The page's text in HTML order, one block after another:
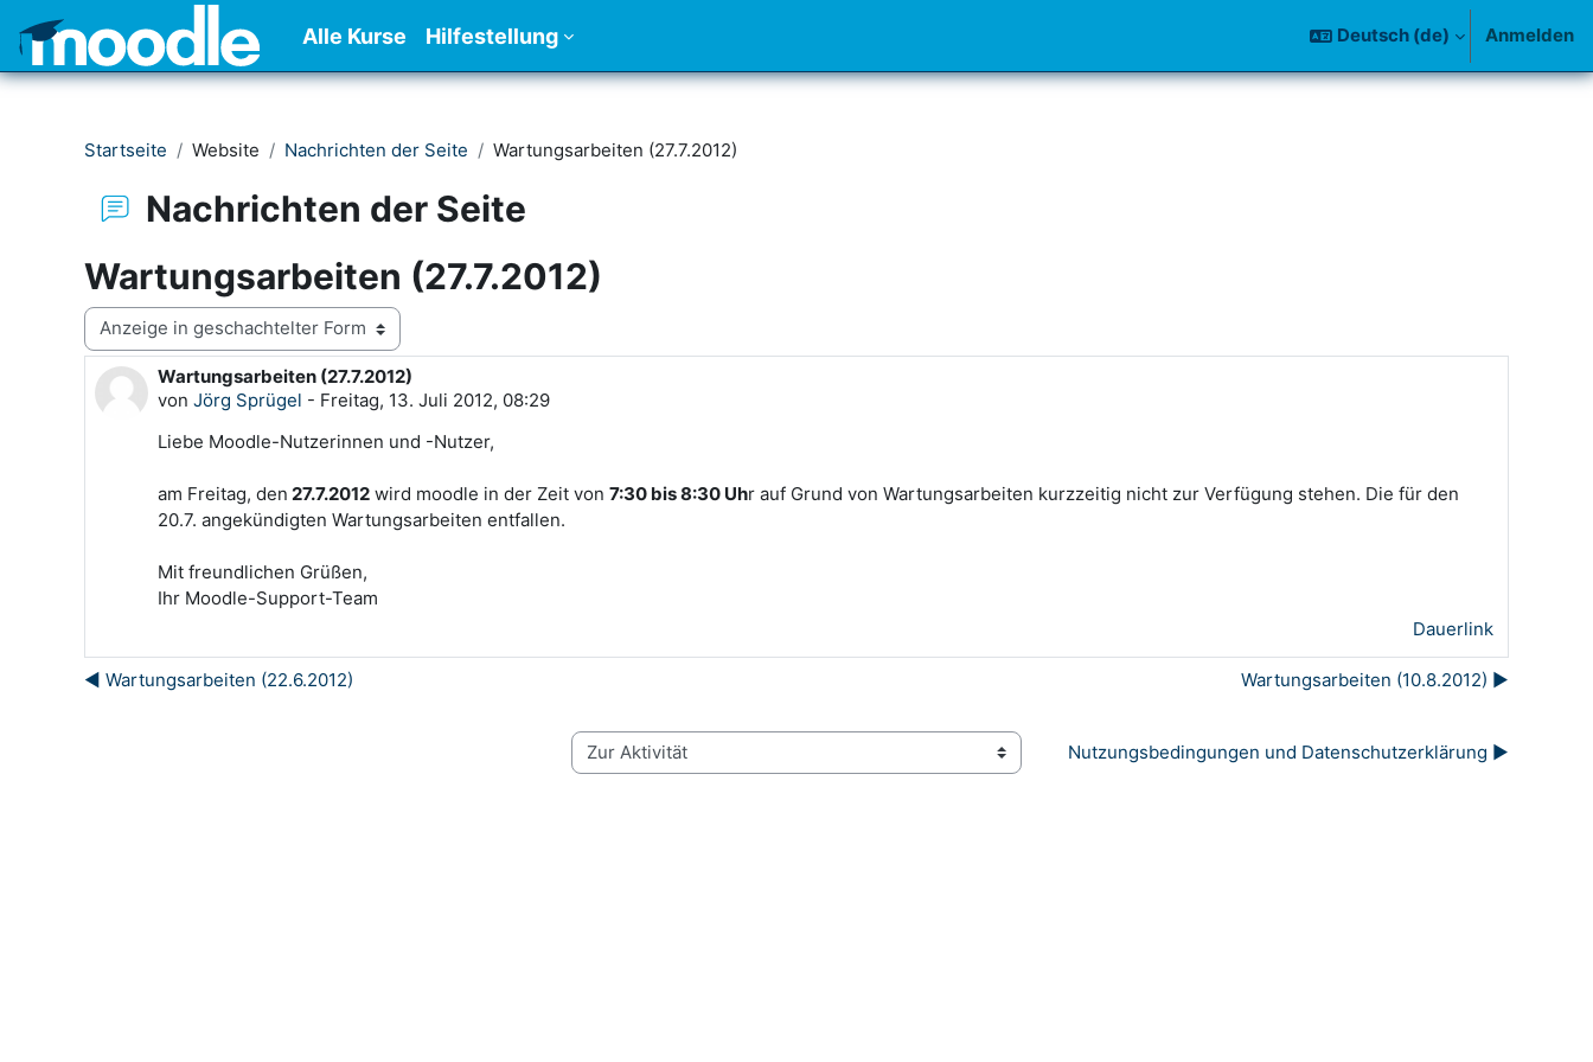
Alle Kurse Hilfestellung Deutsch ‎(de)‎ Anmelden
Startseite Website Nachrichten der Seite Wartungsarbeiten (27.7.2012)
Nachrichten der Seite
Wartungsarbeiten (27.7.2012)
Anzeigemodus
Wartungsarbeiten (27.7.2012)
von Jörg Sprügel - Freitag, 13. Juli 2012, 08:29
Anzahl Antworten: 0
Liebe Moodle-Nutzerinnen und -Nutzer,
am Freitag, den 27.7.2012 wird moodle in der Zeit von 7:30 bis 8:30 Uhr auf Grund von Wartungsarbeiten kurzzeitig nicht zur Verfügung stehen. Die für den
20.7. angekündigten Wartungsarbeiten entfallen.
Mit freundlichen Grüßen,
Ihr Moodle-Support-Team
Dauerlink
◀︎ Wartungsarbeiten (22.6.2012) Wartungsarbeiten (10.8.2012) ▶︎
Zur Aktivität Nutzungsbedingungen und Datenschutzerklärung ▶︎